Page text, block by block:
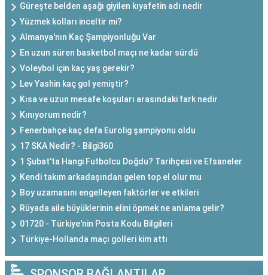
Güreşte belden aşağı giyilen kıyafetin adı nedir
Yüzmek kolları inceltir mi?
Almanya'nın Kaç Şampiyonluğu Var
En uzun süren basketbol maçı ne kadar sürdü
Voleybol için kaç yaş gerekir?
Lev Yashin kaç gol yemiştir?
Kısa ve uzun mesafe koşuları arasındaki fark nedir
Kınıyorum nedir?
Fenerbahçe kaç defa Eurolig şampiyonu oldu
17 SKA Nedir? - Bilgi360
1 Şubat'ta Hangi Futbolcu Doğdu? Tarihçesi ve Efsaneler
Kendi takım arkadaşından gelen top el olur mu
Boy uzamasını engelleyen faktörler ve etkileri
Rüyada aile büyüklerinin elini öpmek ne anlama gelir?
01720 - Türkiye'nin Posta Kodu Bilgileri
Türkiye-Hollanda maçı golleri kim attı